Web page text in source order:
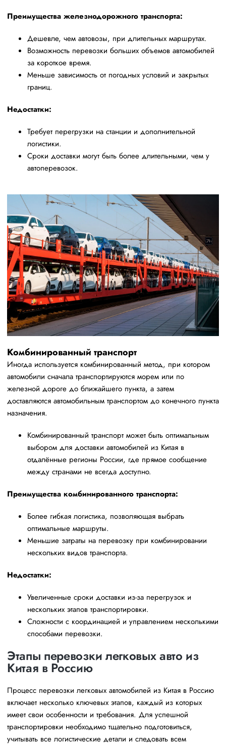
Преимущества железнодорожного транспорта:
Дешевле, чем автовозы, при длительных маршрутах.
Возможность перевозки больших объемов автомобилей
за короткое время.
Меньше зависимость от погодных условий и закрытых
границ.
Недостатки:
Требует перегрузки на станции и дополнительной
логистики.
Сроки доставки могут быть более длительными, чем у
автоперевозок.
Комбинированный транспорт
Иногда используется комбинированный метод, при котором
автомобили сначала транспортируются морем или по
железной дороге до ближайшего пункта, а затем
доставляются автомобильным транспортом до конечного пункта
назначения.
Комбинированный транспорт может быть оптимальным
выбором для доставки автомобилей из Китая в
отдалённые регионы России, где прямое сообщение
между странами не всегда доступно.
Преимущества комбинированного транспорта:
Более гибкая логистика, позволяющая выбрать
оптимальные маршруты.
Меньшие затраты на перевозку при комбинировании
нескольких видов транспорта.
Недостатки:
Увеличенные сроки доставки из-за перегрузок и
нескольких этапов транспортировки.
Сложности с координацией и управлением несколькими
способами перевозки.
Этапы перевозки легковых авто из
Китая в Россию
Процесс перевозки легковых автомобилей из Китая в Россию
включает несколько ключевых этапов, каждый из которых
имеет свои особенности и требования. Для успешной
транспортировки необходимо тщательно подготовиться,
учитывать все логистические детали и следовать всем